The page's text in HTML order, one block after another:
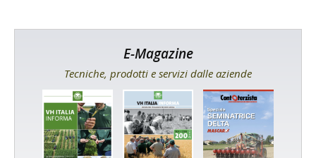
E-Magazine
Tecniche, prodotti e servizi dalle aziende